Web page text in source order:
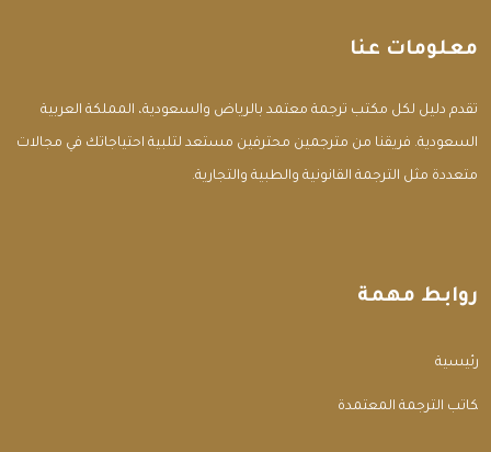
معلومات عنا
تقدم دليل لكل مكتب ترجمة معتمد بالرياض والسعودية، المملكة العربية
السعودية. فريقنا من مترجمين محترفين مستعد لتلبية احتياجاتك في مجالات
متعددة مثل الترجمة القانونية والطبية والتجارية.
روابط مهمة
الرئيسية
مكاتب الترجمة المعتمدة